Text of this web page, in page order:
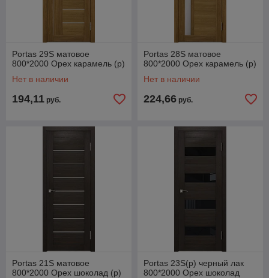
Portas 29S матовое
800*2000 Орех карамель (р)
Нет в наличии
194,11 руб.
Portas 28S матовое
800*2000 Орех карамель (р)
Нет в наличии
224,66 руб.
Portas 21S матовое
800*2000 Орех шоколад (р)
Portas 23S(р) черный лак
800*2000 Орех шоколад